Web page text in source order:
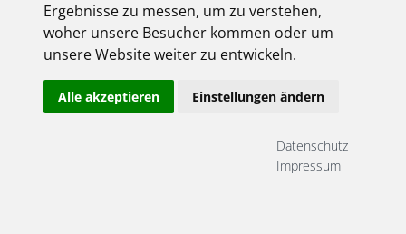
Ergebnisse zu messen, um zu verstehen,
woher unsere Besucher kommen oder um
unsere Website weiter zu entwickeln.
Alle akzeptieren Einstellungen ändern
Datenschutz
Impressum
Impressum